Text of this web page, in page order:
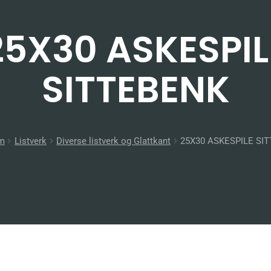
SITTEBENK
Listverk Diverse listverk og Glattkant 25X30 ASKESPILE